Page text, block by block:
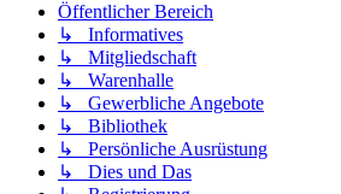
Öffentlicher Bereich
↳ Informatives
↳ Mitgliedschaft
↳ Warenhalle
↳ Gewerbliche Angebote
↳ Bibliothek
↳ Persönliche Ausrüstung
↳ Dies und Das